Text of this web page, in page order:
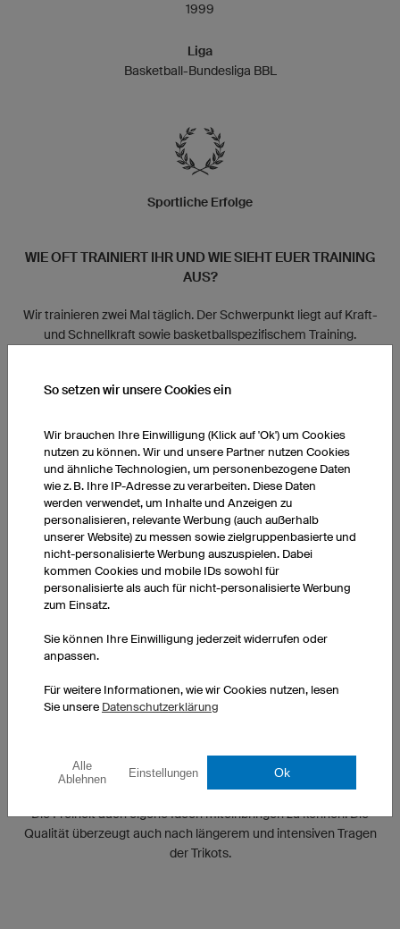
1999
Liga
Basketball-Bundesliga BBL
Sportliche Erfolge
WIE OFT TRAINIERT IHR UND WIE SIEHT EUER TRAINING
AUS?
Wir trainieren zwei Mal täglich. Der Schwerpunkt liegt auf Kraft-
und Schnellkraft sowie basketballspezifischem Training.
noch.
WIE MOTIVIERT IHR EUCH VOR DEM SPIEL?
Jeder hat seine eigene Routine. Viele Spieler motivieren sich
vorher selbst mit Musik.
WIE FEIERT IHR NACH EINEM SIEG?
mit den Jungs und nutzt die Zeit der guten Laune aus.
WAS BEDEUTET OWAYO FÜR EUCH?
WAS SCHÄTZT IHR AN EUREN TRIKOTS?
Die Freiheit auch eigene Ideen miteinbringen zu können. Die
Qualität überzeugt auch nach längerem und intensiven Tragen
der Trikots.
So setzen wir unsere Cookies ein
Wir brauchen Ihre Einwilligung (Klick auf 'Ok') um Cookies
nutzen zu können. Wir und unsere Partner nutzen Cookies
und ähnliche Technologien, um personenbezogene Daten
wie z. B. Ihre IP-Adresse zu verarbeiten. Diese Daten
werden verwendet, um Inhalte und Anzeigen zu
personalisieren, relevante Werbung (auch außerhalb
unserer Website) zu messen sowie zielgruppenbasierte und
nicht-personalisierte Werbung auszuspielen. Dabei
kommen Cookies und mobile IDs sowohl für
personalisierte als auch für nicht-personalisierte Werbung
zum Einsatz.
Sie können Ihre Einwilligung jederzeit widerrufen oder
anpassen.
Für weitere Informationen, wie wir Cookies nutzen, lesen
Sie unsere Datenschutzerklärung
Alle
Ablehnen
Einstellungen Ok